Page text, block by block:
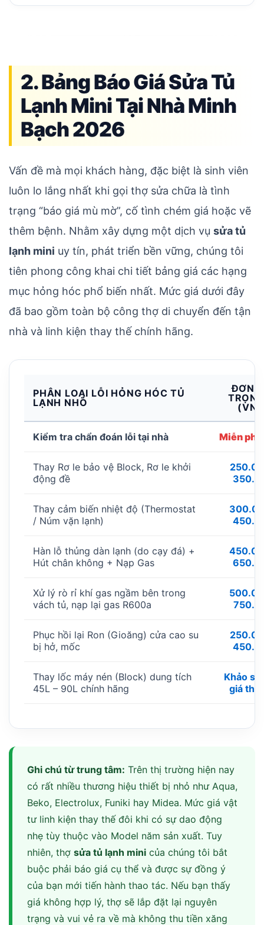
2. Bảng Báo Giá Sửa Tủ
Lạnh Mini Tại Nhà Minh
Bạch 2026
Vấn đề mà mọi khách hàng, đặc biệt là sinh viên
luôn lo lắng nhất khi gọi thợ sửa chữa là tình
trạng “báo giá mù mờ”, cố tình chém giá hoặc vẽ
thêm bệnh. Nhằm xây dựng một dịch vụ sửa tủ
lạnh mini uy tín, phát triển bền vững, chúng tôi
tiên phong công khai chi tiết bảng giá các hạng
mục hỏng hóc phổ biến nhất. Mức giá dưới đây
đã bao gồm toàn bộ công thợ di chuyển đến tận
nhà và linh kiện thay thế chính hãng.
PHÂN LOẠI LỖI HỎNG HÓC TỦ
LẠNH NHỎ
ĐƠN
TRỌN
Kiểm tra chẩn đoán lỗi tại nhà Miễn phí
Thay Rơ le bảo vệ Block, Rơ le khởi
động đề
Thay cảm biến nhiệt độ (Thermostat
/ Núm vặn lạnh)
Hàn lỗ thủng dàn lạnh (do cạy đá) +
Hút chân không + Nạp Gas
Xử lý rò rỉ khí gas ngầm bên trong
vách tủ, nạp lại gas R600a
Phục hồi lại Ron (Gioăng) cửa cao su
bị hở, mốc
Thay lốc máy nén (Block) dung tích
45L – 90L chính hãng
Khảo
giá
Ghi chú từ trung tâm: Trên thị trường hiện nay
có rất nhiều thương hiệu thiết bị nhỏ như Aqua,
Beko, Electrolux, Funiki hay Midea. Mức giá vật
tư linh kiện thay thế đôi khi có sự dao động
nhẹ tùy thuộc vào Model năm sản xuất. Tuy
nhiên, thợ sửa tủ lạnh mini của chúng tôi bắt
buộc phải báo giá cụ thể và được sự đồng ý
của bạn mới tiến hành thao tác. Nếu bạn thấy
giá không hợp lý, thợ sẽ lắp đặt lại nguyên
trạng và vui vẻ ra về mà không thu tiền xăng